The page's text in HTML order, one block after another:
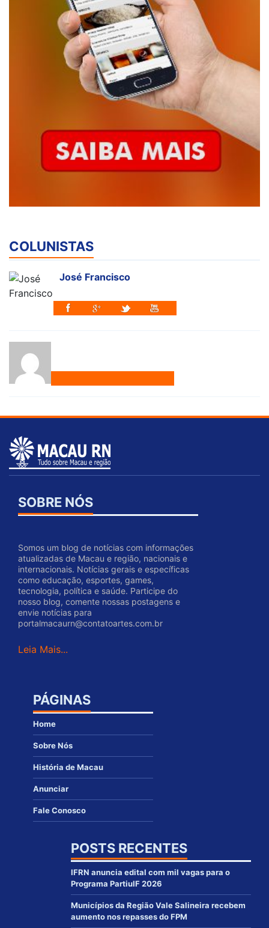
COLUNISTAS
José Francisco
SOBRE NÓS
Somos um blog de notícias com informações
atualizadas de Macau e região, nacionais e
internacionais. Notícias gerais e específicas
como educação, esportes, games,
tecnologia, política e saúde. Participe do
nosso blog, comente nossas postagens e
envie notícias para
portalmacaurn@contatoartes.com.br
Leia Mais...
PÁGINAS
Home
Sobre Nós
História de Macau
Anunciar
Fale Conosco
POSTS RECENTES
IFRN anuncia edital com mil vagas para o
Programa PartiuIF 2026
Municípios da Região Vale Salineira recebem
aumento nos repasses do FPM